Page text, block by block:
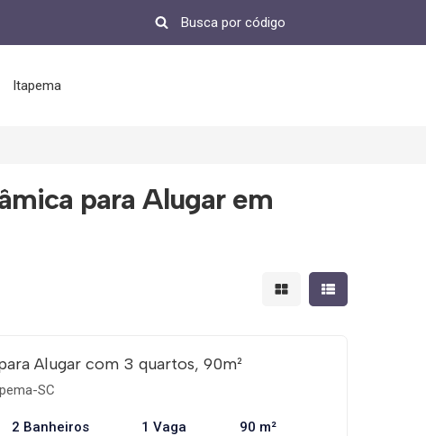
Itapema
para Alugar em
Mostrar resultados em
Mostrar
Alugar com 3 quartos, 90m²
SC
2 Banheiros 1 Vaga 90 m²